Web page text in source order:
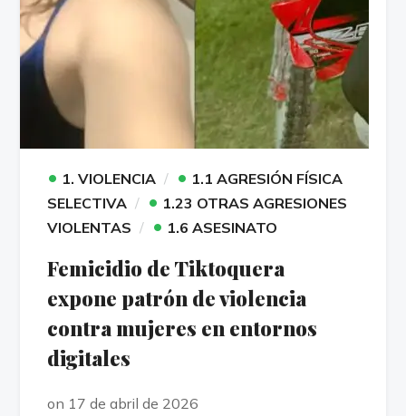
• 1. VIOLENCIA • 1.1 AGRESIÓN FÍSICA
SELECTIVA
• 1.23 OTRAS AGRESIONES
VIOLENTAS
• 1.6 ASESINATO
Femicidio de Tiktoquera
expone patrón de violencia
contra mujeres en entornos
digitales
on 17 de abril de 2026